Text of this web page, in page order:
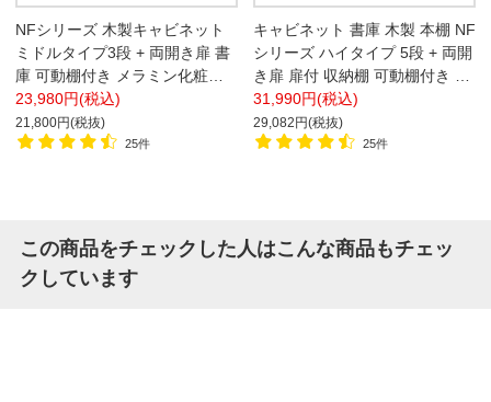
NFシリーズ 木製キャビネット
ミドルタイプ3段 + 両開き扉 書
庫 可動棚付き メラミン化粧板
幅800×奥行436×高さ1121mm
A4対応 ソフトクローズ機構
23,980円(税込)
21,800円(税抜)
25件
キャビネット 書庫 木製 本棚 NF
シリーズ ハイタイプ 5段 + 両開
き扉 扉付 収納棚 可動棚付き メ
ラミン化粧板 幅800×奥行436×
高さ1849mm A4対応 ソフトク
ローズ機構
31,990円(税込)
29,082円(税抜)
25件
この商品をチェックした人はこんな商品もチェッ
クしています